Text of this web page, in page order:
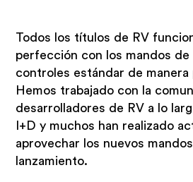
Todos los títulos de RV
perfección con los mandos
controles estándar de
Hemos trabajado con la
desarrolladores de RV a lo
I+D y muchos han realizado
aprovechar los nuevos
lanzamiento.